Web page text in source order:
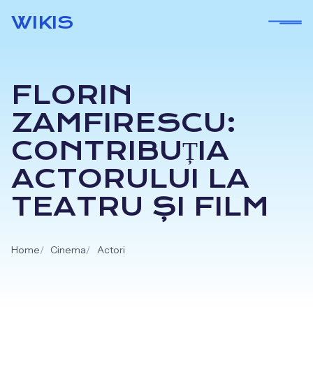
WIKIS
FLORIN
ZAMFIRESCU:
CONTRIBUȚIA
ACTORULUI LA
TEATRU ȘI FILM
Home Cinema Actori